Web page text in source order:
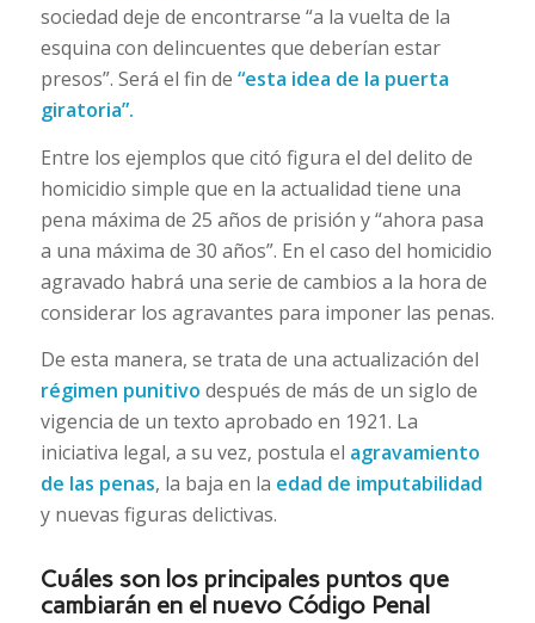
sociedad deje de encontrarse “a la vuelta de la
esquina con delincuentes que deberían estar
presos”. Será el fin de “esta idea de la puerta
giratoria”.
Entre los ejemplos que citó figura el del delito de
homicidio simple que en la actualidad tiene una
pena máxima de 25 años de prisión y “ahora pasa
a una máxima de 30 años”. En el caso del homicidio
agravado habrá una serie de cambios a la hora de
considerar los agravantes para imponer las penas.
De esta manera, se trata de una actualización del
régimen punitivo después de más de un siglo de
vigencia de un texto aprobado en 1921. La
iniciativa legal, a su vez, postula el agravamiento
de las penas, la baja en la edad de imputabilidad
y nuevas figuras delictivas.
Cuáles son los principales puntos que
cambiarán en el nuevo Código Penal